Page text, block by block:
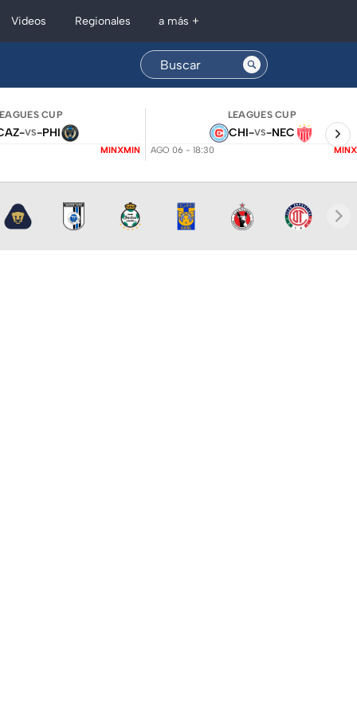
Videos Regionales a más +
CUP
-VS-PHI
MINXMIN
LEAGUES CUP
CHI-VS-NEC
AGO 06 - 18:30